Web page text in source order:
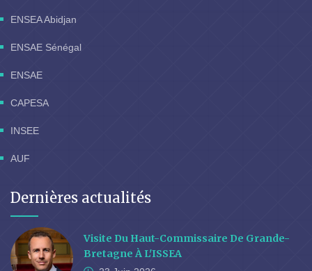
ENSEA Abidjan
ENSAE Sénégal
ENSAE
CAPESA
INSEE
AUF
Dernières actualités
Visite Du Haut-Commissaire De Grande-
Bretagne À L'ISSEA